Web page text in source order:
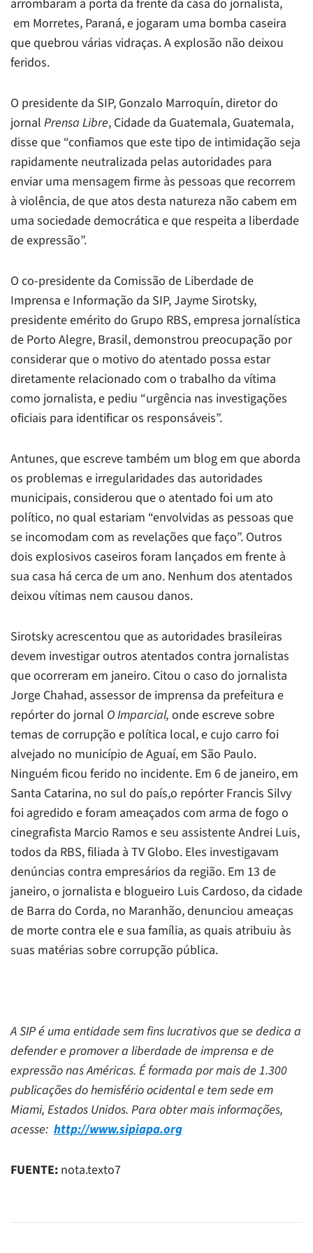
arrombaram a porta da frente da casa do jornalista,
em Morretes, Paraná, e jogaram uma bomba caseira
que quebrou várias vidraças. A explosão não deixou
feridos.
O presidente da SIP, Gonzalo Marroquín, diretor do
jornal Prensa Libre, Cidade da Guatemala, Guatemala,
disse que “confiamos que este tipo de intimidação seja
rapidamente neutralizada pelas autoridades para
enviar uma mensagem firme às pessoas que recorrem
à violência, de que atos desta natureza não cabem em
uma sociedade democrática e que respeita a liberdade
de expressão”.
O co-presidente da Comissão de Liberdade de
Imprensa e Informação da SIP, Jayme Sirotsky,
presidente emérito do Grupo RBS, empresa jornalística
de Porto Alegre, Brasil, demonstrou preocupação por
considerar que o motivo do atentado possa estar
diretamente relacionado com o trabalho da vítima
como jornalista, e pediu “urgência nas investigações
oficiais para identificar os responsáveis”.
Antunes, que escreve também um blog em que aborda
os problemas e irregularidades das autoridades
municipais, considerou que o atentado foi um ato
político, no qual estariam “envolvidas as pessoas que
se incomodam com as revelações que faço”. Outros
dois explosivos caseiros foram lançados em frente à
sua casa há cerca de um ano. Nenhum dos atentados
deixou vítimas nem causou danos.
Sirotsky acrescentou que as autoridades brasileiras
devem investigar outros atentados contra jornalistas
que ocorreram em janeiro. Citou o caso do jornalista
Jorge Chahad, assessor de imprensa da prefeitura e
repórter do jornal O Imparcial, onde escreve sobre
temas de corrupção e política local, e cujo carro foi
alvejado no município de Aguaí, em São Paulo.
Ninguém ficou ferido no incidente. Em 6 de janeiro, em
Santa Catarina, no sul do país,o repórter Francis Silvy
foi agredido e foram ameaçados com arma de fogo o
cinegrafista Marcio Ramos e seu assistente Andrei Luis,
todos da RBS, filiada à TV Globo. Eles investigavam
denúncias contra empresários da região. Em 13 de
janeiro, o jornalista e blogueiro Luis Cardoso, da cidade
de Barra do Corda, no Maranhão, denunciou ameaças
de morte contra ele e sua família, as quais atribuiu às
suas matérias sobre corrupção pública.
A SIP é uma entidade sem fins lucrativos que se dedica a
defender e promover a liberdade de imprensa e de
expressão nas Américas. É formada por mais de 1.300
publicações do hemisfério ocidental e tem sede em
Miami, Estados Unidos. Para obter mais informações,
acesse: http://www.sipiapa.org
FUENTE: nota.texto7